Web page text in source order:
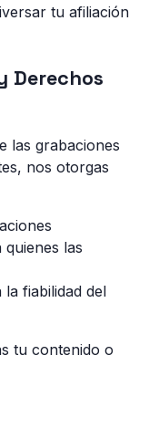
tu afiliación
Derechos
las grabaciones
nos otorgas
las
fiabilidad del
tu contenido o